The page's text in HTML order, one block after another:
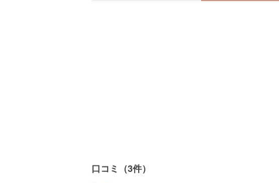
口コミ（3件）